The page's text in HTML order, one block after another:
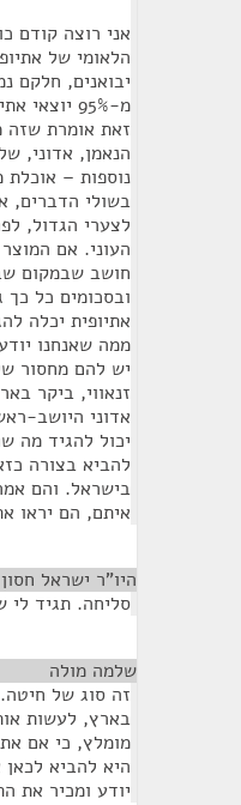
אני רוצה קודם
יבואנים, חלקם
מ-95%
זאת אומרת
הנאמן, אדוני,
נוספות –
בשולי הדברים,
העוני. אם
חושב שבמקום
ובסכומים כל
אתיופית יכלה
ממה שאנחנו
יש להם מחסור
זנאווי, ביקר
אדוני היושב-
יכול להגיד מה
להביא בצורה
בישראל. והם
איתם, הם יראו
היו"ר ישראל חסון
סליחה. תגיד
שלמה מולה
זה סוג של
בארץ, לעשות
מומלץ, כי אם
היא להביא
יודע ומכיר את